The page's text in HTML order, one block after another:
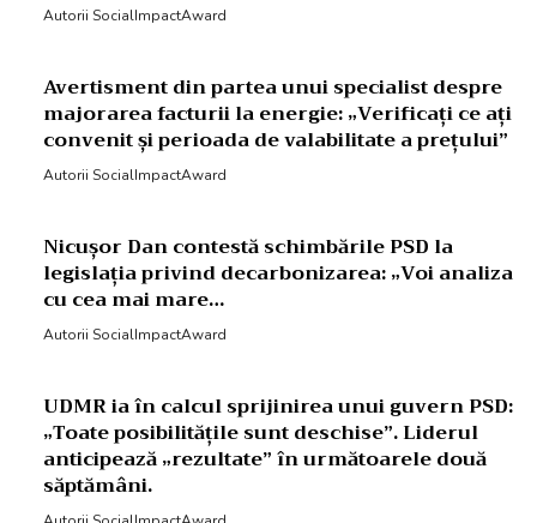
Autorii SocialImpactAward
Avertisment din partea unui specialist despre
majorarea facturii la energie: „Verificați ce ați
convenit și perioada de valabilitate a prețului”
Autorii SocialImpactAward
Nicușor Dan contestă schimbările PSD la
legislația privind decarbonizarea: „Voi analiza
cu cea mai mare…
Autorii SocialImpactAward
UDMR ia în calcul sprijinirea unui guvern PSD:
„Toate posibilitățile sunt deschise”. Liderul
anticipează „rezultate” în următoarele două
săptămâni.